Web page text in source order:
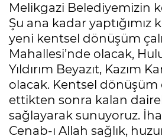
Melikgazi Belediyemizin
Şu ana kadar
yeni kentsel dönüşüm
Mahallesi’nde olacak,
Yıldırım Beyazıt, Kazım
olacak. Kentsel dönüşüm
ettikten sonra kalan
sağlayarak sunuyoruz.
Cenab-ı Allah sağlık,